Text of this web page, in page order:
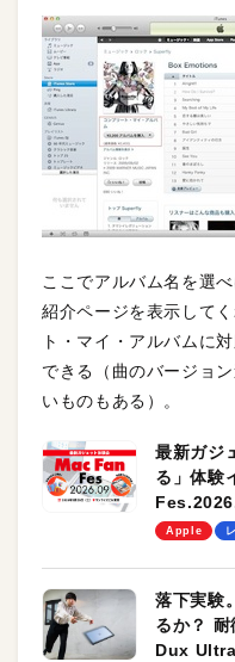
ここでアルバム名を選
紹介ページを表示して
ト・マイ・アルバムに
できる（曲のバージョ
いものもある）。
最新ガジ
る」体験
します！
Apple
落下実験
るか？
Dux Ultra